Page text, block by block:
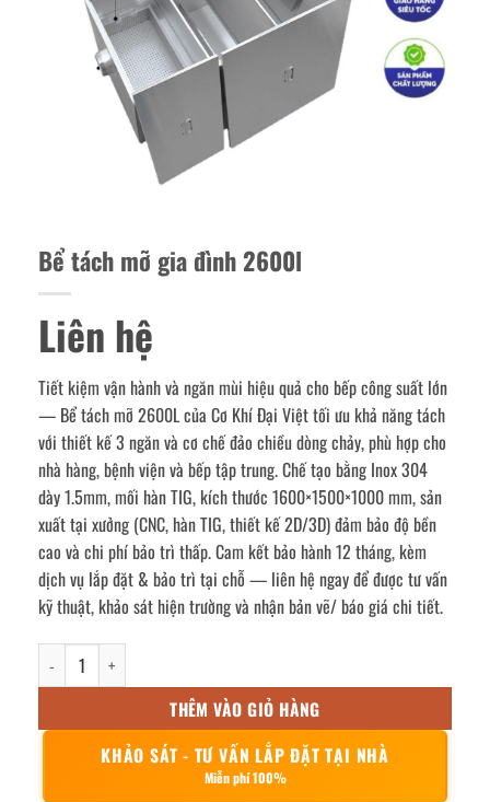
Bể tách mỡ gia đình 2600l
Liên hệ
Tiết kiệm vận hành và ngăn mùi hiệu quả cho bếp công suất lớn
— Bể tách mỡ 2600L của Cơ Khí Đại Việt tối ưu khả năng tách
với thiết kế 3 ngăn và cơ chế đảo chiều dòng chảy, phù hợp cho
nhà hàng, bệnh viện và bếp tập trung. Chế tạo bằng Inox 304
dày 1.5mm, mối hàn TIG, kích thước 1600×1500×1000 mm, sản
xuất tại xưởng (CNC, hàn TIG, thiết kế 2D/3D) đảm bảo độ bền
cao và chi phí bảo trì thấp. Cam kết bảo hành 12 tháng, kèm
dịch vụ lắp đặt & bảo trì tại chỗ — liên hệ ngay để được tư vấn
kỹ thuật, khảo sát hiện trường và nhận bản vẽ/ báo giá chi tiết.
Bể tách mỡ gia đình 2600l số lượng
THÊM VÀO GIỎ HÀNG
KHẢO SÁT - TƯ VẤN LẮP ĐẶT TẠI NHÀ
Miễn phí 100%